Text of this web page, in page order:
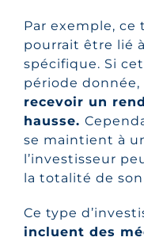
Par exemple,
pourrait être lié
spécifique. Si
période donnée,
recevoir un
hausse.
se maintient à
l’investisseur
la totalité de
Ce type
incluent des